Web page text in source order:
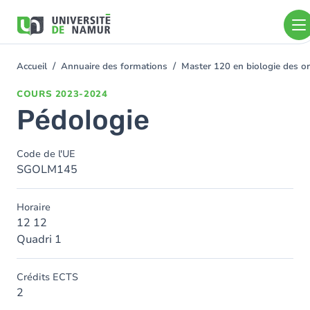
contenu
You
Accueil Annuaire des formations Master 120 en biologie des
COURS 2023-2024
Pédologie
Code de l'UE
SGOLM145
Horaire
12 12
Quadri 1
Crédits ECTS
2